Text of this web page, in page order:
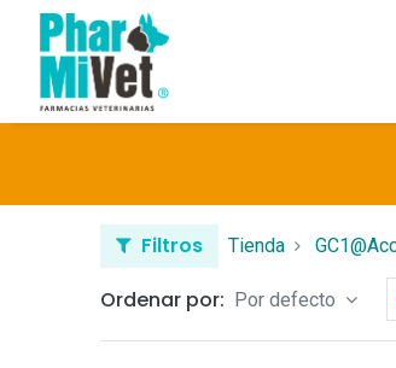
Filtros Tienda
Ordenar por: Por defecto